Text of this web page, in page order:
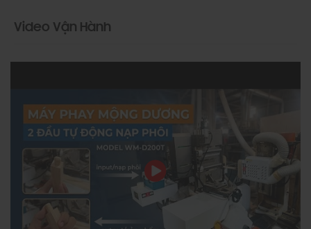
Video Vận Hành